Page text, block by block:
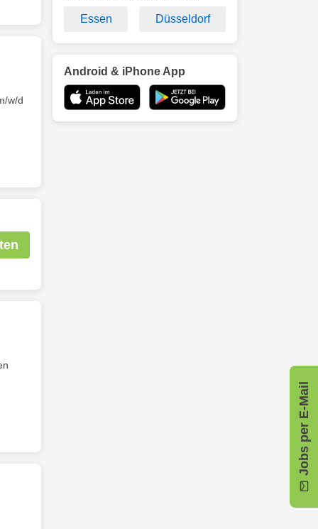
w/d
Jobs per E-Mail
Essen Düsseldorf
Android & iPhone App